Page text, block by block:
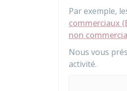
Par exemple,
commerciaux
non
Nous vous
activité.